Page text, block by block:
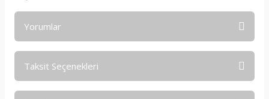
Yorumlar
Taksit Seçenekleri